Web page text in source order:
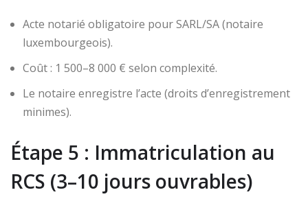
Acte notarié obligatoire pour SARL/SA (notaire
luxembourgeois).
Coût : 1 500–8 000 € selon complexité.
Le notaire enregistre l’acte (droits d’enregistrement
minimes).
Étape 5 : Immatriculation au
RCS (3–10 jours ouvrables)